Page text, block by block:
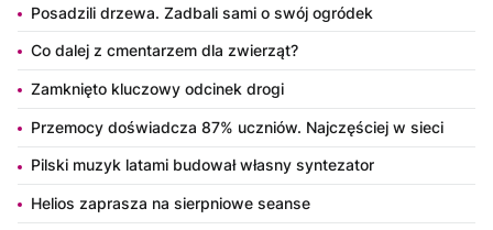
Posadzili drzewa. Zadbali sami o swój ogródek
Co dalej z cmentarzem dla zwierząt?
Zamknięto kluczowy odcinek drogi
Przemocy doświadcza 87% uczniów. Najczęściej w sieci
Pilski muzyk latami budował własny syntezator
Helios zaprasza na sierpniowe seanse